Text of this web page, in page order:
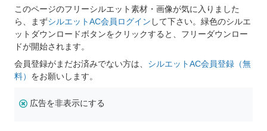
このページのフリーシルエット素材・画像が気に入りました
ら、まずシルエットAC会員ログイン して下さい。緑色のシルエ
ットダウンロードボタンをクリックすると、フリーダウンロー
ドが開始されます。
会員登録がまだお済みでない方は、 シルエットAC会員登録（無
料） をお願いします。
広告を非表示にする